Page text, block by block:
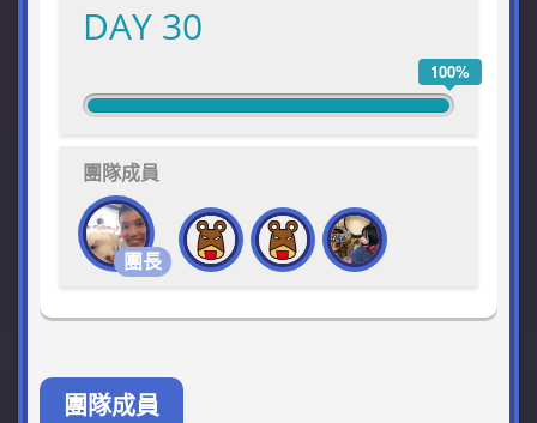
DAY 30
100%
團隊成員
團長
團隊成員